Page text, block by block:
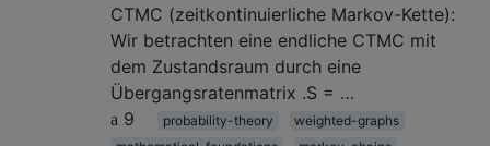
CTMC (zeitkontinuierliche Markov-Kette):
Wir betrachten eine endliche CTMC mit
dem Zustandsraum durch eine
Übergangsratenmatrix .S = …
9
probability-theory
weighted-graphs